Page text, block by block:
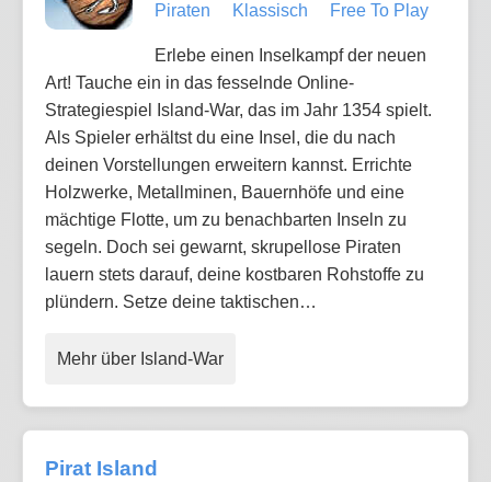
Piraten
Klassisch Free To Play
Erlebe einen Inselkampf der neuen
Art! Tauche ein in das fesselnde Online-
Strategiespiel Island-War, das im Jahr 1354 spielt.
Als Spieler erhältst du eine Insel, die du nach
deinen Vorstellungen erweitern kannst. Errichte
Holzwerke, Metallminen, Bauernhöfe und eine
mächtige Flotte, um zu benachbarten Inseln zu
segeln. Doch sei gewarnt, skrupellose Piraten
lauern stets darauf, deine kostbaren Rohstoffe zu
plündern. Setze deine taktischen…
Mehr über Island-War
Pirat Island